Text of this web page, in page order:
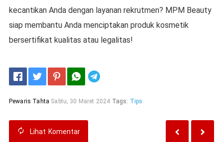
kecantikan Anda dengan layanan rekrutmen? MPM Beauty
siap membantu Anda menciptakan produk kosmetik
bersertifikat kualitas atau legalitas!
Pewaris Tahta Sabtu, 30 Maret 2024 Tags: Tips
Lihat Komentar